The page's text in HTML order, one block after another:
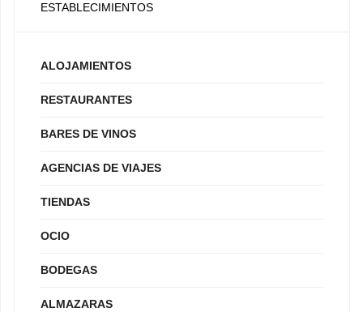
ESTABLECIMIENTOS
ALOJAMIENTOS
RESTAURANTES
BARES DE VINOS
AGENCIAS DE VIAJES
TIENDAS
OCIO
BODEGAS
ALMAZARAS